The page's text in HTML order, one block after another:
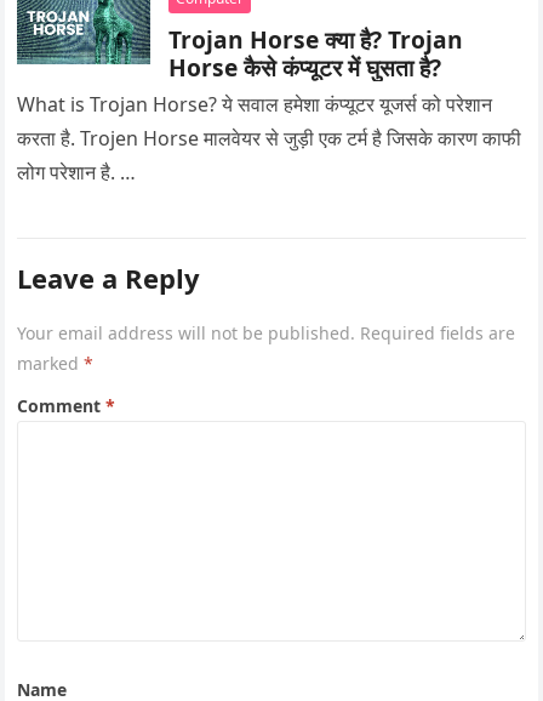
Trojan Horse क्या है? Trojan
Horse कैसे कंप्यूटर में घुसता है?
What is Trojan Horse? ये सवाल हमेशा कंप्यूटर यूजर्स को परेशान
करता है. Trojen Horse मालवेयर से जुड़ी एक टर्म है जिसके कारण काफी
लोग परेशान है. …
Leave a Reply
Your email address will not be published. Required fields are
marked*
Comment*
Name